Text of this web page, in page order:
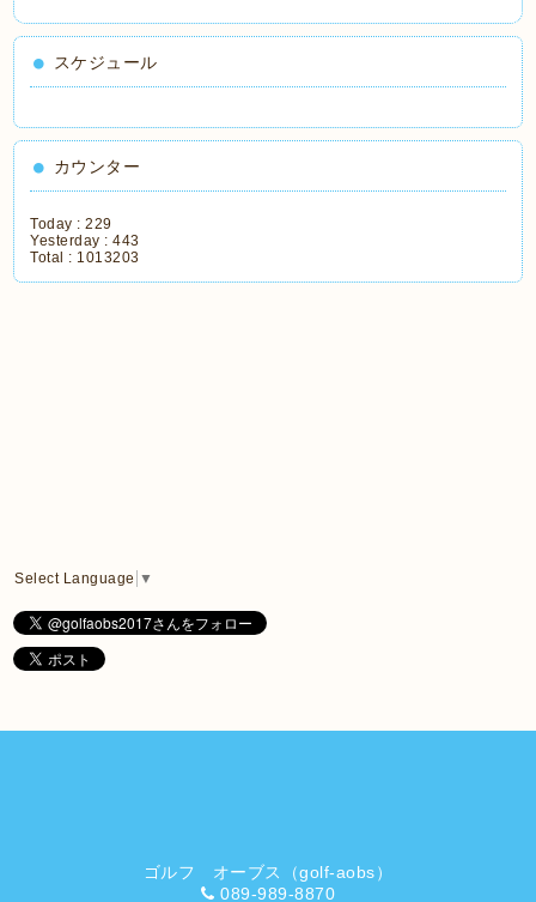
スケジュール
カウンター
Today :229
Yesterday :443
Total : 1013203
Select Language ▼
ゴルフ オーブス（golf-aobs）
089-989-8870